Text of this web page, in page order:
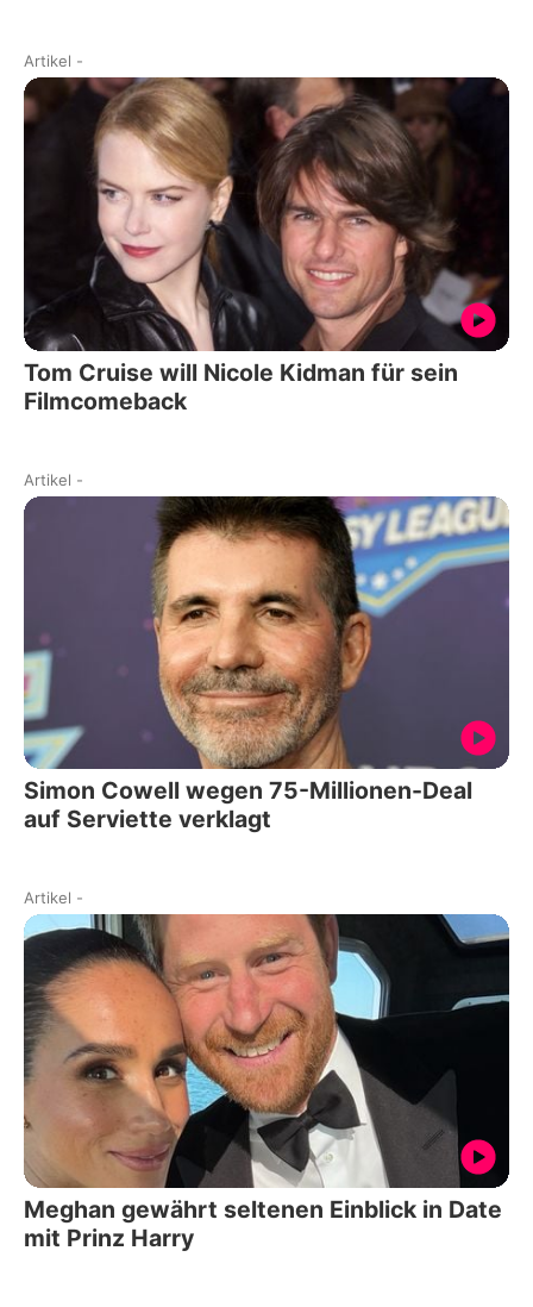
Artikel -
Tom Cruise will Nicole Kidman für sein
Filmcomeback
Artikel -
Simon Cowell wegen 75-Millionen-Deal
auf Serviette verklagt
Artikel -
Meghan gewährt seltenen Einblick in Date
mit Prinz Harry